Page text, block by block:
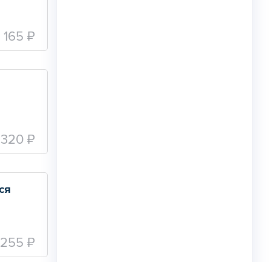
165 ₽
320 ₽
255 ₽